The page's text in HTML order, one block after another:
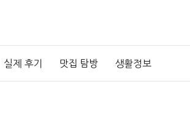
실제 후기 맛집 탐방 생활정보